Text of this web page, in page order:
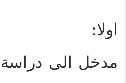
اولا:
مدخل الى دراسة